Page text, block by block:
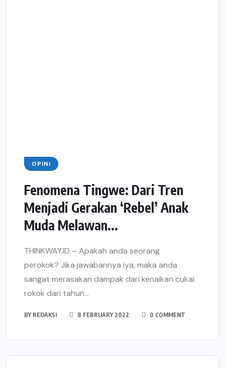
OPINI
Fenomena Tingwe: Dari Tren
Menjadi Gerakan ‘Rebel’ Anak
Muda Melawan...
THINKWAY.ID – Apakah anda seorang
perokok? Jika jawabannya iya, maka anda
sangat merasakan dampak dari kenaikan cukai
rokok dari tahun...
BY REDAKSI 8 FEBRUARY 2022 0 COMMENT